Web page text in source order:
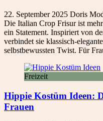
22. September 2025 Doris
Die Italian Crop Frisur ist
ein Statement. Inspiriert von
verbindet sie klassisch-
selbstbewussten Twist. Für
Freizeit
Hippie Kostüm Ideen:
Frauen